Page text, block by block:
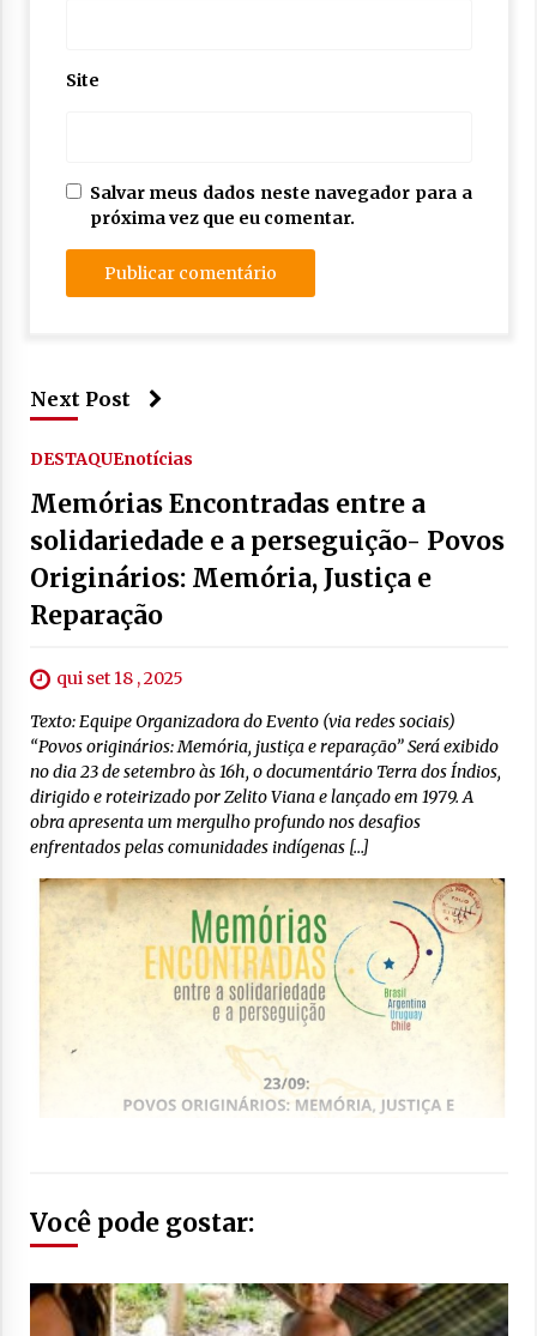
Site
Salvar meus dados neste navegador para a
próxima vez que eu comentar.
Next Post
DESTAQUEnotícias
Memórias Encontradas entre a
solidariedade e a perseguição- Povos
Originários: Memória, Justiça e
Reparação
qui set 18 , 2025
Texto: Equipe Organizadora do Evento (via redes sociais)
“Povos originários: Memória, justiça e reparação” Será exibido
no dia 23 de setembro às 16h, o documentário Terra dos Índios,
dirigido e roteirizado por Zelito Viana e lançado em 1979. A
obra apresenta um mergulho profundo nos desafios
enfrentados pelas comunidades indígenas […]
Você pode gostar: